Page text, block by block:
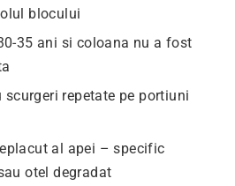
blocului
35 ani si coloana nu a fost
scurgeri repetate pe portiuni
al apei – specific
otel degradat